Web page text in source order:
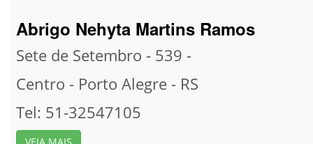
Abrigo Nehyta Martins Ramos
Sete de Setembro - 539 -
Centro - Porto Alegre - RS
Tel: 51-32547105